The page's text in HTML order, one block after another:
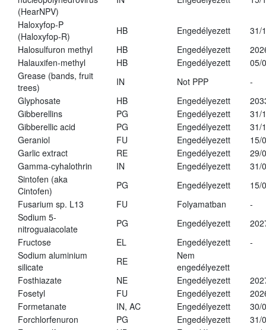
(HearNPV)
Haloxyfop-P
(Haloxyfop-R)
HB Engedélyezett
31/
Halosulfuron methyl
HB Engedélyezett
Halauxifen-methyl
HB Engedélyezett
05/
Grease (bands, fruit
trees)
IN Not PPP
-
Glyphosate
HB Engedélyezett
Gibberellins
PG Engedélyezett
31/
Gibberellic acid
PG Engedélyezett
31/
Geraniol
FU Engedélyezett
15/
Garlic extract
RE Engedélyezett
29/
Gamma-cyhalothrin
IN Engedélyezett
31/
Sintofen (aka
Cintofen)
PG Engedélyezett
15/
Fusarium sp. L13
FU Folyamatban
-
Sodium 5-
nitroguaiacolate
PG Engedélyezett
Fructose
EL Engedélyezett
-
Sodium aluminium
silicate
RE
Nem
engedélyezett
Fosthiazate
NE Engedélyezett
Fosetyl
FU Engedélyezett
Formetanate
IN, AC Engedélyezett
30/
Forchlorfenuron
PG Engedélyezett
31/